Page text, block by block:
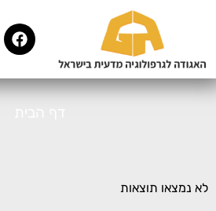
לא נמצאו תוצאות